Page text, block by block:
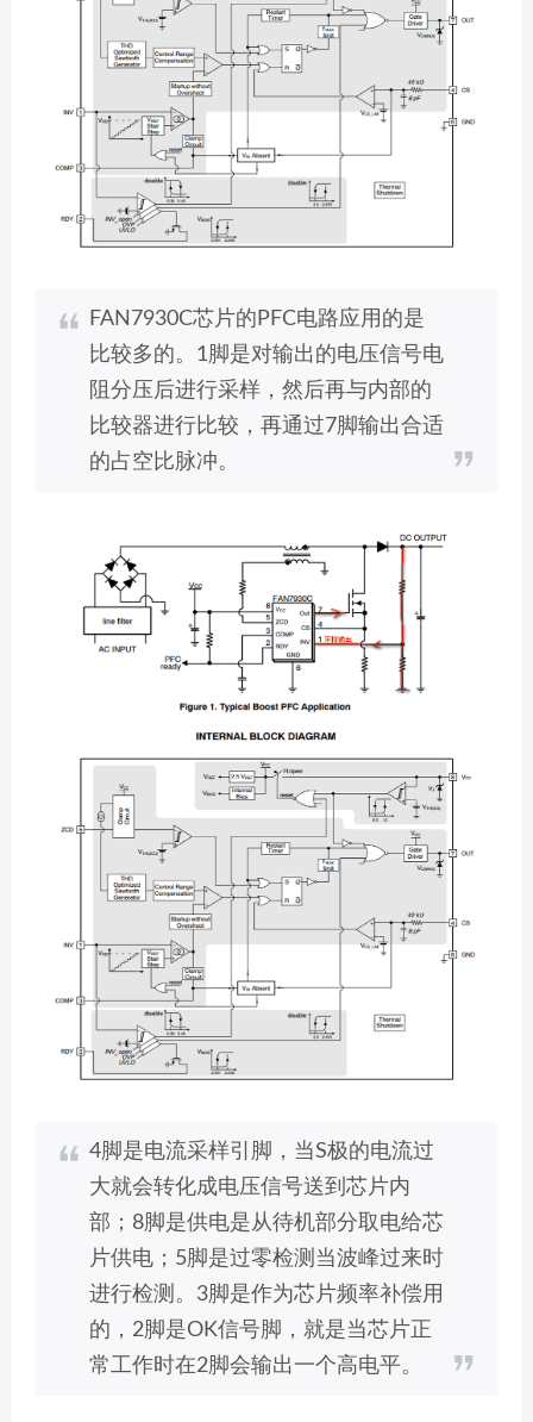
FAN7930C芯片的PFC电路应用的是
比较多的。1脚是对输出的电压信号电
阻分压后进行采样，然后再与内部的
比较器进行比较，再通过7脚输出合适
的占空比脉冲。
4脚是电流采样引脚，当S极的电流过
大就会转化成电压信号送到芯片内
部；8脚是供电是从待机部分取电给芯
片供电；5脚是过零检测当波峰过来时
进行检测。3脚是作为芯片频率补偿用
的，2脚是OK信号脚，就是当芯片正
常工作时在2脚会输出一个高电平。